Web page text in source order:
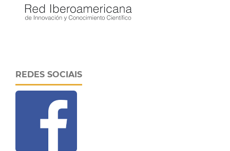
REDES SOCIAIS